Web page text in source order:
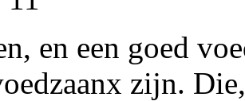
en een goed
zijn.